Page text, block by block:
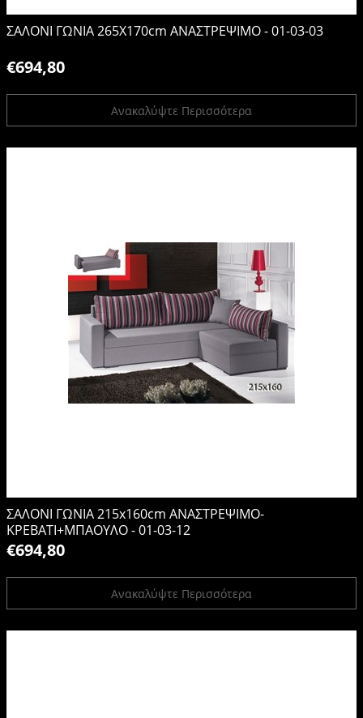
ΣΑΛΟΝΙ ΓΩΝΙΑ 265X170cm ΑΝΑΣΤΡΕΨΙΜΟ - 01-03-03
€694,80
Ανακαλύψτε Περισσότερα
ΣΑΛΟΝΙ ΓΩΝΙΑ 215x160cm ΑΝΑΣΤΡΕΨΙΜΟ-
ΚΡΕΒΑΤΙ+ΜΠΑΟΥΛΟ - 01-03-12
€694,80
Ανακαλύψτε Περισσότερα